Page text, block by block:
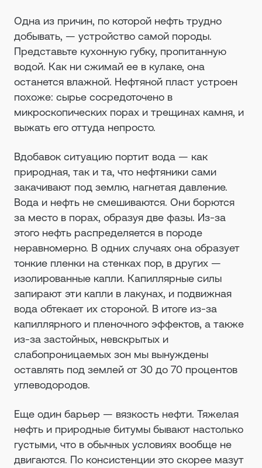
Одна из причин, по которой нефть трудно
добывать, — устройство самой породы.
Представьте кухонную губку, пропитанную
водой. Как ни сжимай ее в кулаке, она
останется влажной. Нефтяной пласт устроен
похоже: сырье сосредоточено в
микроскопических порах и трещинах камня, и
выжать его оттуда непросто.
Вдобавок ситуацию портит вода — как
природная, так и та, что нефтяники сами
закачивают под землю, нагнетая давление.
Вода и нефть не смешиваются. Они борются
за место в порах, образуя две фазы. Из-за
этого нефть распределяется в породе
неравномерно. В одних случаях она образует
тонкие пленки на стенках пор, в других —
изолированные капли. Капиллярные силы
запирают эти капли в лакунах, и подвижная
вода обтекает их стороной. В итоге из-за
капиллярного и пленочного эффектов, а также
из-за застойных, невскрытых и
слабопроницаемых зон мы вынуждены
оставлять под землей от 30 до 70 процентов
углеводородов.
Еще один барьер — вязкость нефти. Тяжелая
нефть и природные битумы бывают настолько
густыми, что в обычных условиях вообще не
двигаются. По консистенции это скорее мазут